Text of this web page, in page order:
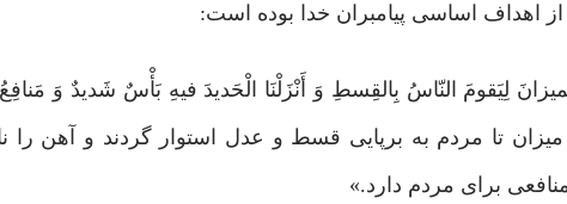
اهداف اساسی پیامبران خدا بوده است:
میزان تا مردم به برپایی قسط و عدل استوار گردند و آهن را
برای مردم دارد.»